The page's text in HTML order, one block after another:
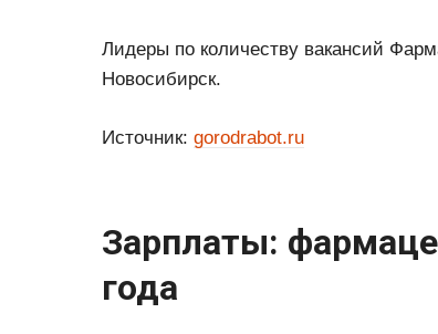
Лидеры по количеству вакансий
Новосибирск.
Источник: gorodrabot.ru
Зарплаты:
года